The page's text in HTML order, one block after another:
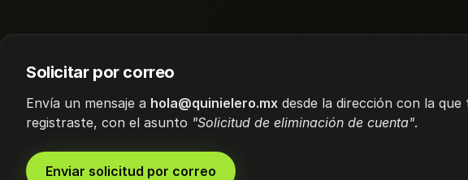
Solicitar por correo
Envía un mensaje a hola@quinielero.mx desde la dirección con la que
registraste, con el asunto "Solicitud de eliminación de cuenta".
Enviar solicitud por correo